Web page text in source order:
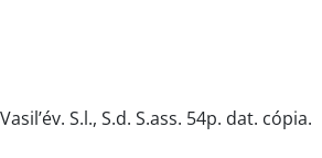
S.l., S.d. S.ass. 54p. dat. cópia.